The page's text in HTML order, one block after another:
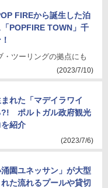
FIREから誕生した泊
POPFIRE TOWN」千
ツーリングの拠点にも
(2023/7/10)
れた「マデイラワイ
?! ポルトガル政府観光
紹介
(2023/7/6)
園ユネッサン」が大型
た流れるプールや貸切